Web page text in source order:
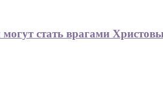
стать врагами